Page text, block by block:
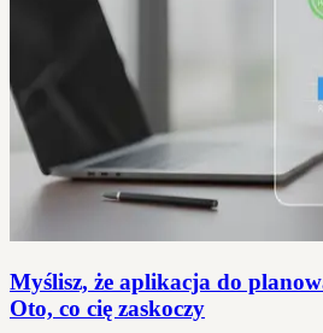
Myślisz, że aplikacja do
Oto, co cię zaskoczy